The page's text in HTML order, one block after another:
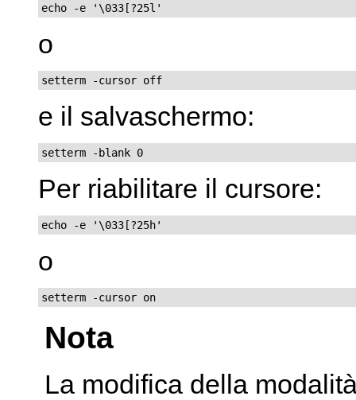
echo -e '\033[?25l'
o
setterm -cursor off
e il salvaschermo:
setterm -blank 0
Per riabilitare il cursore:
echo -e '\033[?25h'
o
setterm -cursor on
Nota
La modifica della